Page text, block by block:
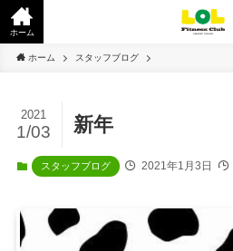
ホーム
ホーム スタッフブログ
新年
2021
1/03
スタッフブログ 2021年1月3日